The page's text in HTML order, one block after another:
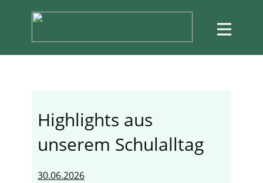
Highlights aus
unserem Schulalltag
30.06.2026